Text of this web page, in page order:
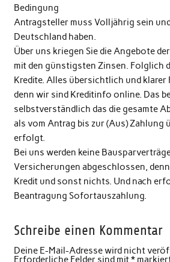
Bedingung
Antragsteller muss Volljährig sein
Deutschland haben.
Über uns kriegen Sie die Angebote
mit den günstigsten Zinsen. Folglich
Kredite. Alles übersichtlich und klarer
denn wir sind Kreditinfo online. Das
selbstverständlich das die gesamte
als vom Antrag bis zur (Aus) Zahlung
erfolgt.
Bei uns werden keine
Versicherungen abgeschlossen,
Kredit und sonst nichts. Und nach
Beantragung Sofortauszahlung.
Schreibe einen Kommentar
Deine E-Mail-Adresse wird nicht
Erforderliche Felder sind mit*